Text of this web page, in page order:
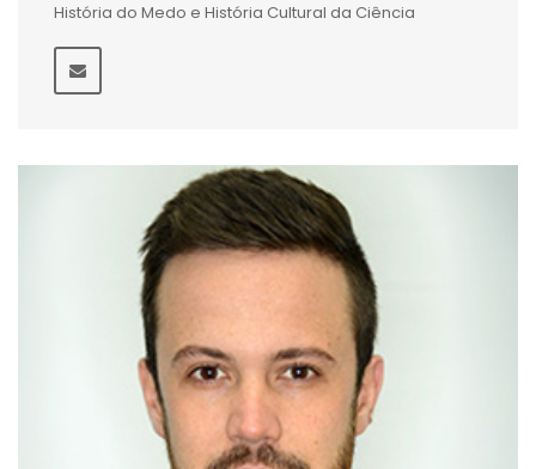
História do Medo e História Cultural da Ciência